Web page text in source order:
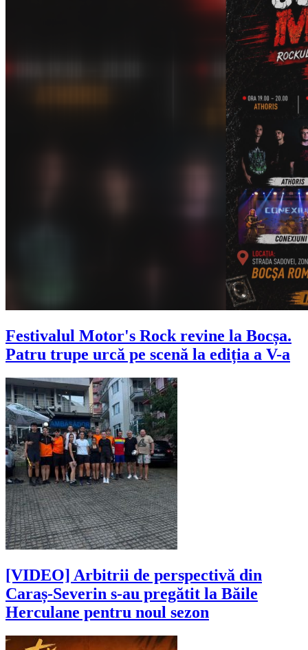
Festivalul Motor's Rock revine la Bocșa.
Patru trupe urcă pe scenă la ediția a V-a
[VIDEO] Arbitrii de perspectivă din
Caraș-Severin s-au pregătit la Băile
Herculane pentru noul sezon